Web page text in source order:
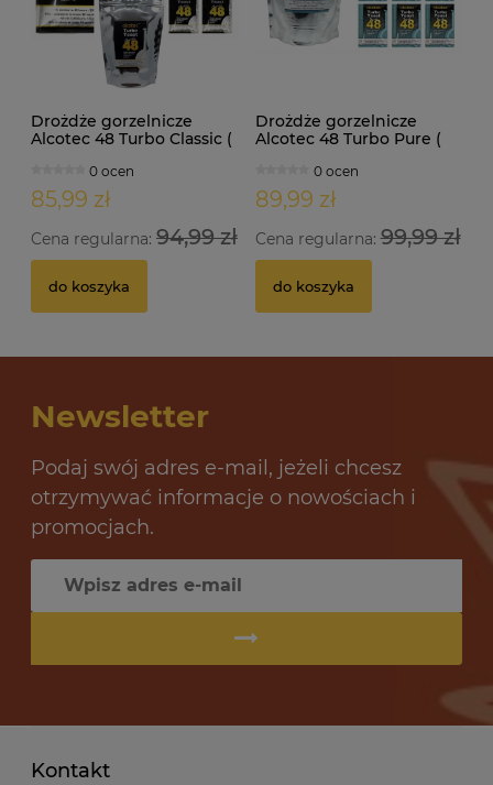
Drożdże gorzelnicze
Alcotec 48 Turbo Classic (
0 ocen
85,99 zł
Cena regularna: 94,99 zł
do koszyka
Drożdże gorzelnicze
Alcotec 48 Turbo Pure (
0 ocen
89,99 zł
Cena regularna:99,99 zł
do koszyka
Newsletter
Podaj swój adres e-mail, jeżeli chcesz
otrzymywać informacje o nowościach i
promocjach.
Kontakt